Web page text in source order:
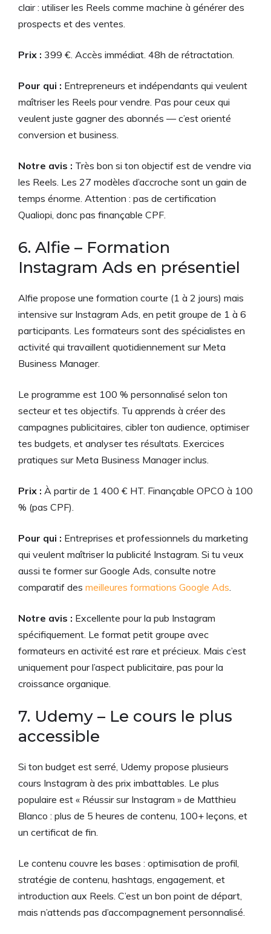
clair : utiliser les Reels comme machine à générer des
prospects et des ventes.
Prix : 399 €. Accès immédiat. 48h de rétractation.
Pour qui : Entrepreneurs et indépendants qui veulent
maîtriser les Reels pour vendre. Pas pour ceux qui
veulent juste gagner des abonnés — c’est orienté
conversion et business.
Notre avis : Très bon si ton objectif est de vendre via
les Reels. Les 27 modèles d’accroche sont un gain de
temps énorme. Attention : pas de certification
Qualiopi, donc pas finançable CPF.
6. Alfie – Formation
Instagram Ads en présentiel
Alfie propose une formation courte (1 à 2 jours) mais
intensive sur Instagram Ads, en petit groupe de 1 à 6
participants. Les formateurs sont des spécialistes en
activité qui travaillent quotidiennement sur Meta
Business Manager.
Le programme est 100 % personnalisé selon ton
secteur et tes objectifs. Tu apprends à créer des
campagnes publicitaires, cibler ton audience, optimiser
tes budgets, et analyser tes résultats. Exercices
pratiques sur Meta Business Manager inclus.
Prix : À partir de 1 400 € HT. Finançable OPCO à 100
% (pas CPF).
Pour qui : Entreprises et professionnels du marketing
qui veulent maîtriser la publicité Instagram. Si tu veux
aussi te former sur Google Ads, consulte notre
comparatif des meilleures formations Google Ads
Notre avis : Excellente pour la pub Instagram
spécifiquement. Le format petit groupe avec
formateurs en activité est rare et précieux. Mais c’est
uniquement pour l’aspect publicitaire, pas pour la
croissance organique.
7. Udemy – Le cours le plus
accessible
Si ton budget est serré, Udemy propose plusieurs
cours Instagram à des prix imbattables. Le plus
populaire est « Réussir sur Instagram » de Matthieu
Blanco : plus de 5 heures de contenu, 100+ leçons, et
un certificat de fin.
Le contenu couvre les bases : optimisation de profil,
stratégie de contenu, hashtags, engagement, et
introduction aux Reels. C’est un bon point de départ,
mais n’attends pas d’accompagnement personnalisé.